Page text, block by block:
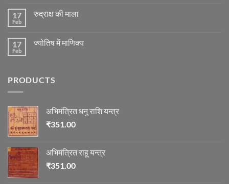
के
अनुसार
विचार
रोग
ज्योतिष
17
Feb
रुद्राक्ष की माला
रुद्राक्ष
17
Feb
ज्योतिष में माणिक्य
में
PRODUCTS
अभिमंत्रित धनु राशि यन्त्र
₹351.00
अभिमंत्रित राहू यन्त्र
₹351.00